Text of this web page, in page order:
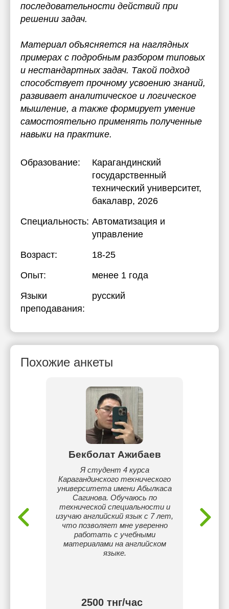
последовательности действий при
решении задач.
Материал объясняется на наглядных
примерах с подробным разбором типовых
и нестандартных задач. Такой подход
способствует прочному усвоению знаний,
развивает аналитическое и логическое
мышление, а также формирует умение
самостоятельно применять полученные
навыки на практике.
Образование:
Карагандинский
государственный
технический университет,
бакалавр, 2026
Специальность: Автоматизация и
управление
Возраст:
18-25
Опыт:
менее 1 года
Языки
преподавания:
русский
Похожие анкеты
Бекболат Ажибаев
Я студент 4 курса
Карагандинского технического
университета имени Абылкаса
Сагинова. Обучаюсь по
технической специальности и
изучаю английский язык с 7 лет,
что позволяет мне уверенно
работать с учебными
материалами на английском
языке.
2500 тнг/час
для